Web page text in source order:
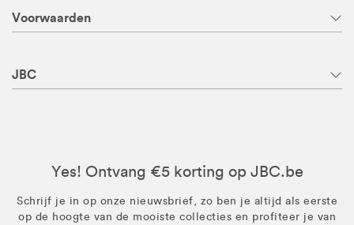
Voorwaarden
JBC
Yes! Ontvang €5 korting op JBC.be
Schrijf je in op onze nieuwsbrief, zo ben je altijd als eerste
op de hoogte van de mooiste collecties en profiteer je van